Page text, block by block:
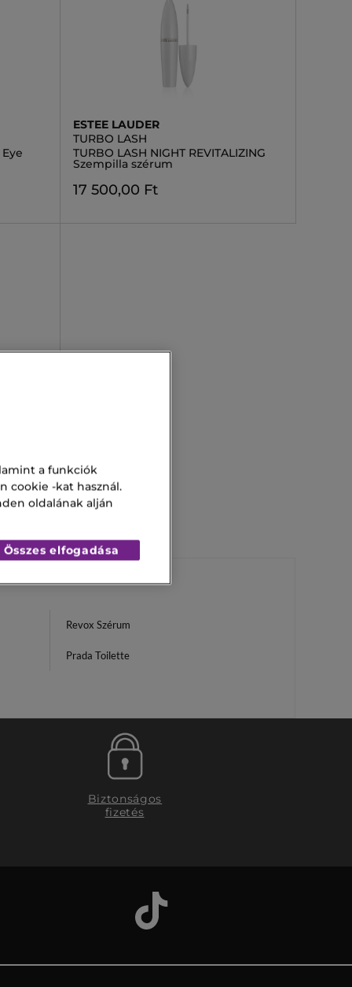
ESTEE LAUDER
TURBO LASH
TURBO LASH NIGHT REVITALIZING
Szempilla szérum
17 500,00 Ft
Revox Szérum
Prada Toilette
Biztonságos
fizetés
a funkciók
cookie -kat használ.
oldalának alján
Összes elfogadása